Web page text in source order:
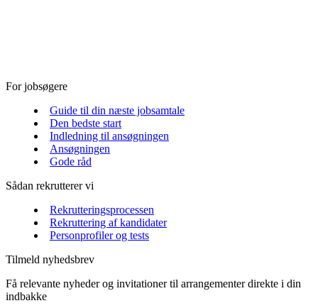
For jobsøgere
Guide til din næste jobsamtale
Den bedste start
Indledning til ansøgningen
Ansøgningen
Gode råd
Sådan rekrutterer vi
Rekrutteringsprocessen
Rekruttering af kandidater
Personprofiler og tests
Tilmeld nyhedsbrev
Få relevante nyheder og invitationer til arrangementer direkte i din
indbakke